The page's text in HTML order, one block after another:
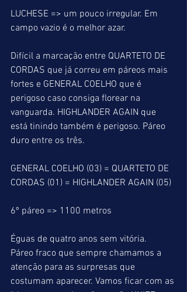
LUCHESE => um pouco irregular. Em
campo vazio é o melhor azar.
Difícil a marcação entre QUARTETO DE
CORDAS que já correu em páreos mais
fortes e GENERAL COELHO que é
perigoso caso consiga florear na
vanguarda. HIGHLANDER AGAIN que
está tinindo também é perigoso. Páreo
duro entre os três.
GENERAL COELHO (03) = QUARTETO DE
CORDAS (01) = HIGHLANDER AGAIN (05)
6º páreo => 1100 metros
Éguas de quatro anos sem vitória.
Páreo fraco que sempre chamamos a
atenção para as surpresas que
costumam aparecer. Vamos ficar com as